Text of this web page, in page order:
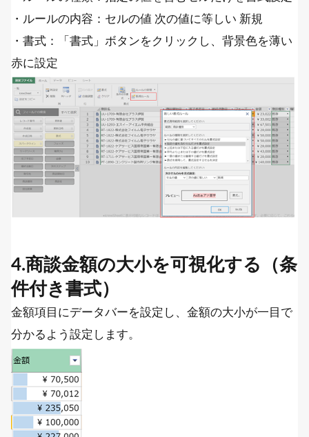
・ルールの内容：セルの値 次の値に等しい 新規
・書式：「書式」ボタンをクリックし、背景色を薄い
赤に設定
4.商談金額の大小を可視化する（条
件付き書式）
金額項目にデータバーを設定し、金額の大小が一目で
分かるよう設定します。